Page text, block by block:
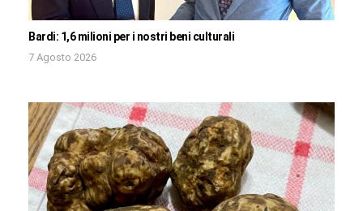
Bardi: 1,6 milioni per i nostri beni culturali
7 Agosto 2026